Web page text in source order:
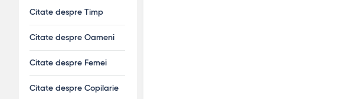
Citate despre Timp
Citate despre Oameni
Citate despre Femei
Citate despre Copilarie